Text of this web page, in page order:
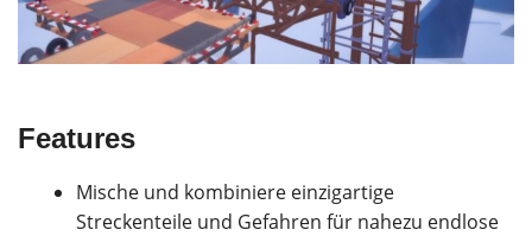
Features
Mische und kombiniere einzigartige
Streckenteile und Gefahren für nahezu endlose